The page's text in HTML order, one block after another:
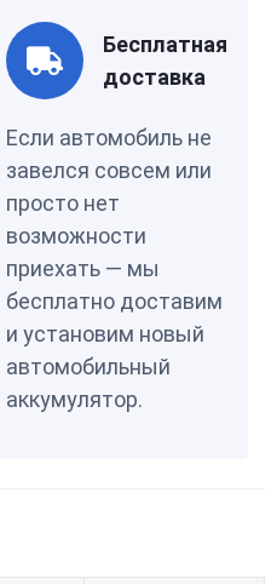
Бесплатная
доставка
Если автомобиль не
завелся совсем или
просто нет
возможности
приехать — мы
бесплатно доставим
и установим новый
автомобильный
аккумулятор.